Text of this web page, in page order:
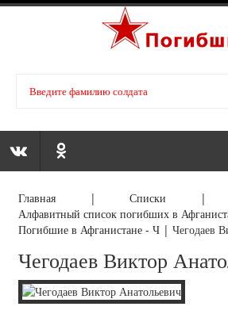
Главная |Списки
Алфавитный список погибших в
Погибшие в Афганистане - Ч |Чегодаев
Чегодаев Виктор